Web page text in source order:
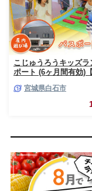
こじゅうろうキッズラ
ポート (6ヶ月間有効)【
宮城県白石市